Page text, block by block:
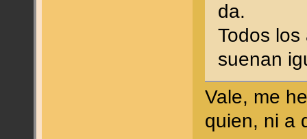
da.
Todos
suenan
Vale, me
quien, ni a